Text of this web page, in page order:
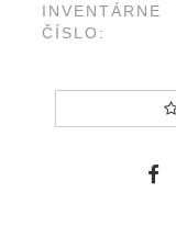
INVENTÁRNE
ČÍSLO: